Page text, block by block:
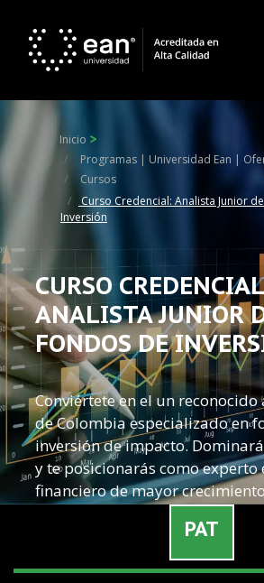
Inicio
Programas | Universidad Ean |
Cursos
Curso Credencial: Analista Junior
Inversión
CURSO
ANALISTA JUNIOR
FONDOS DE
Conviértete en el un
de Colombia especializado en
inversión de impacto.
y te posicionarás como experto
financiero de mayor
PAT